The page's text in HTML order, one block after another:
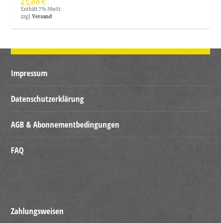
45,00€
Enthält 7% MwSt.
zzgl.Versand
Impressum
Datenschutzerklärung
AGB & Abonnementbedingungen
FAQ
Zahlungsweisen